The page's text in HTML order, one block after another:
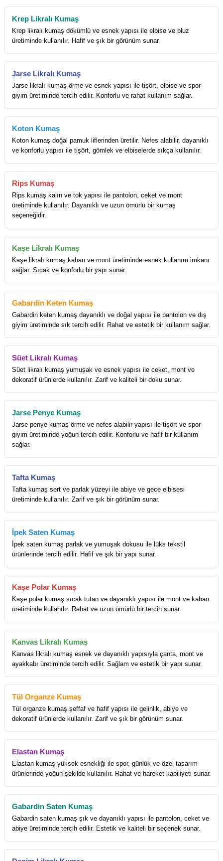
Krep Likralı Kumaş
Krep likralı kumaş dökümlü ve esnek yapısı ile elbise ve bluz
üretiminde kullanılır. Hafif ve şık bir görünüm sunar.
Jarse Likralı Kumaş
Jarse likralı kumaş örme ve esnek yapısı ile tişört, elbise ve spor
giyim üretiminde tercih edilir. Konforlu ve rahat kullanım sağlar.
Koton Kumaş
Koton kumaş doğal pamuk liflerinden üretilir. Nefes alabilir, dayanıklı
ve konforlu yapısı ile tişört, gömlek ve elbiselerde sıkça kullanılır.
Rips Kumaş
Rips kumaş kalın ve tok yapısı ile pantolon, ceket ve mont
üretiminde kullanılır. Dayanıklı ve uzun ömürlü bir kumaş
seçeneğidir.
Kaşe Likralı Kumaş
Kaşe likralı kumaş kaban ve mont üretiminde esnek kullanım imkanı
sağlar. Sıcak ve konforlu bir yapı sunar.
Gabardin Keten Kumaş
Gabardin keten kumaş dayanıklı ve doğal yapısı ile pantolon ve dış
giyim üretiminde sık tercih edilir. Rahat ve estetik bir kullanım sağlar.
Süet Likralı Kumaş
Süet likralı kumaş yumuşak ve esnek yapısı ile ceket, mont ve
dekoratif ürünlerde kullanılır. Zarif ve kaliteli bir doku sunar.
Jarse Penye Kumaş
Jarse penye kumaş örme ve nefes alabilir yapısı ile tişört ve spor
giyim üretiminde yoğun tercih edilir. Konforlu ve hafif bir kullanım
sağlar.
Tafta Kumaş
Tafta kumaş sert ve parlak yüzeyi ile abiye ve gece elbisesi
üretiminde kullanılır. Zarif ve şık bir görünüm sunar.
İpek Saten Kumaş
İpek saten kumaş parlak ve yumuşak dokusu ile lüks tekstil
ürünlerinde tercih edilir. Hafif ve şık bir yapı sunar.
Kaşe Polar Kumaş
Kaşe polar kumaş sıcak tutan ve dayanıklı yapısı ile mont ve kaban
üretiminde kullanılır. Rahat ve uzun ömürlü bir tercih sunar.
Kanvas Likralı Kumaş
Kanvas likralı kumaş esnek ve dayanıklı yapısıyla çanta, mont ve
ayakkabı üretiminde tercih edilir. Sağlam ve estetik bir yapı sunar.
Tül Organze Kumaş
Tül organze kumaş şeffaf ve hafif yapısı ile gelinlik, abiye ve
dekoratif ürünlerde kullanılır. Zarif ve şık bir görünüm sunar.
Elastan Kumaş
Elastan kumaş yüksek esnekliği ile spor, günlük ve özel tasarım
ürünlerinde yoğun şekilde kullanılır. Rahat ve hareket kabiliyeti sunar.
Gabardin Saten Kumaş
Gabardin saten kumaş şık ve dayanıklı yapısı ile pantolon, ceket ve
abiye üretiminde tercih edilir. Estetik ve kaliteli bir seçenek sunar.